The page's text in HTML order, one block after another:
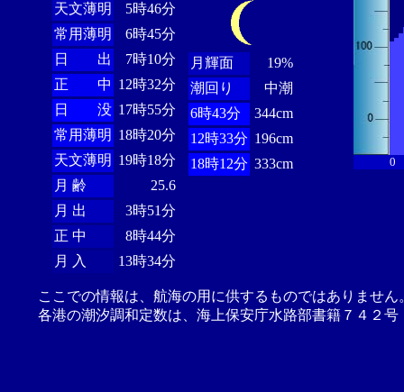
天文薄明
5時46分
常用薄明
6時45分
日 出
7時10分
正 中 12時32分
日 没 17時55分
常用薄明 18時20分
天文薄明 19時18分
月 齢
25.6
月 出
3時51分
正 中
8時44分
月 入
13時34分
月輝面
19%
潮回り
中潮
6時43分
344cm
12時33分 196cm
18時12分 333cm 0
ここでの情報は、航海の用に供するものではありませ
各港の潮汐調和定数は、海上保安庁水路部書籍７４２